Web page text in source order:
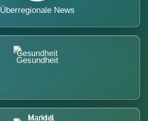
Überregionale News
Gesundheit